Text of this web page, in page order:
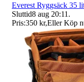
Everest Ryggsäck 35
Sluttid8 aug 20:11 .
Pris:350 kr,Eller Köp